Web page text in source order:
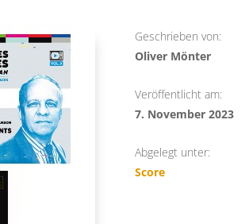
Geschrieben von:
Oliver Mönter
Veröffentlicht am:
7. November 2023
Abgelegt unter:
Score